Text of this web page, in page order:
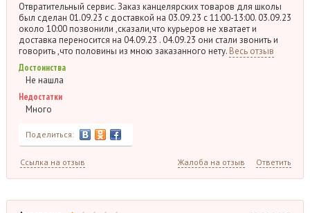
Отвратительный сервис. Заказ канцелярских товаров для школы
был сделан 01.09.23 с доставкой на 03.09.23 с 11:00-13:00. 03.09.23
около 10:00 позвонили ,сказали,что курьеров не хватает и
доставка переносится на 04.09.23 . 04.09.23 они стали звонить и
говорить ,что половины из мною заказанного нету. Весь отзыв
Достоинства
Не нашла
Недостатки
Много
Поделиться:
Ссылка на отзыв Жалоба на отзыв Ответить